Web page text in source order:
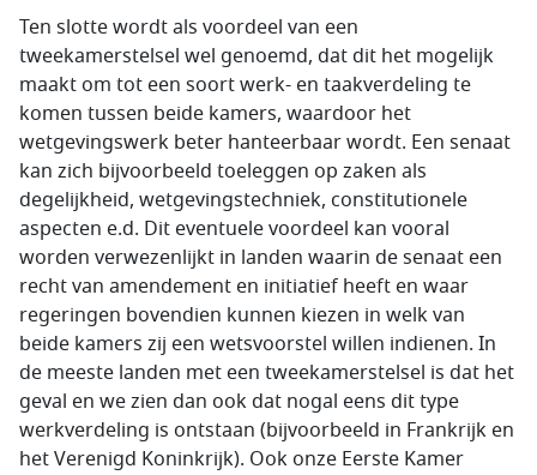
Ten slotte wordt als voordeel van een
tweekamerstelsel wel genoemd, dat dit het mogelijk
maakt om tot een soort werk- en taakverdeling te
komen tussen beide kamers, waardoor het
wetgevingswerk beter hanteerbaar wordt. Een senaat
kan zich bijvoorbeeld toeleggen op zaken als
degelijkheid, wetgevingstechniek, constitutionele
aspecten e.d. Dit eventuele voordeel kan vooral
worden verwezenlijkt in landen waarin de senaat een
recht van amendement en initiatief heeft en waar
regeringen bovendien kunnen kiezen in welk van
beide kamers zij een wetsvoorstel willen indienen. In
de meeste landen met een tweekamerstelsel is dat het
geval en we zien dan ook dat nogal eens dit type
werkverdeling is ontstaan (bijvoorbeeld in Frankrijk en
het Verenigd Koninkrijk). Ook onze Eerste Kamer